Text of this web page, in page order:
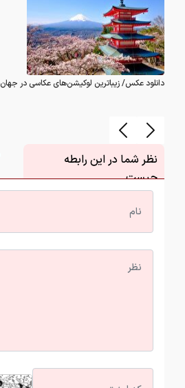
دانلود عکس/ زیباترین لوکیشن‌های عکاسی در جهان
نظر شما در این رابطه
چیست